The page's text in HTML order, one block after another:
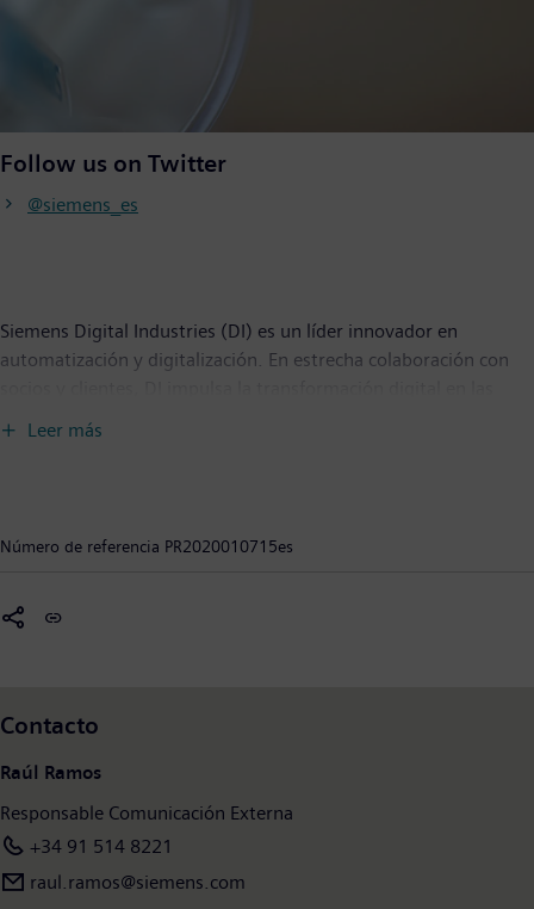
Follow us on Twitter
@siemens_es
Siemens Digital Industries (DI) es un líder innovador en
automatización y digitalización. En estrecha colaboración con
industrias de procesos y discretas. Con su portfolio de Digital
portfolio para integrar las tecnologías de vanguardia del futuro.
Leer más
Número de referencia PR2020010715es
Contacto
Raúl Ramos
Responsable Comunicación Externa
+34 91 514 8221
raul.ramos@siemens.com